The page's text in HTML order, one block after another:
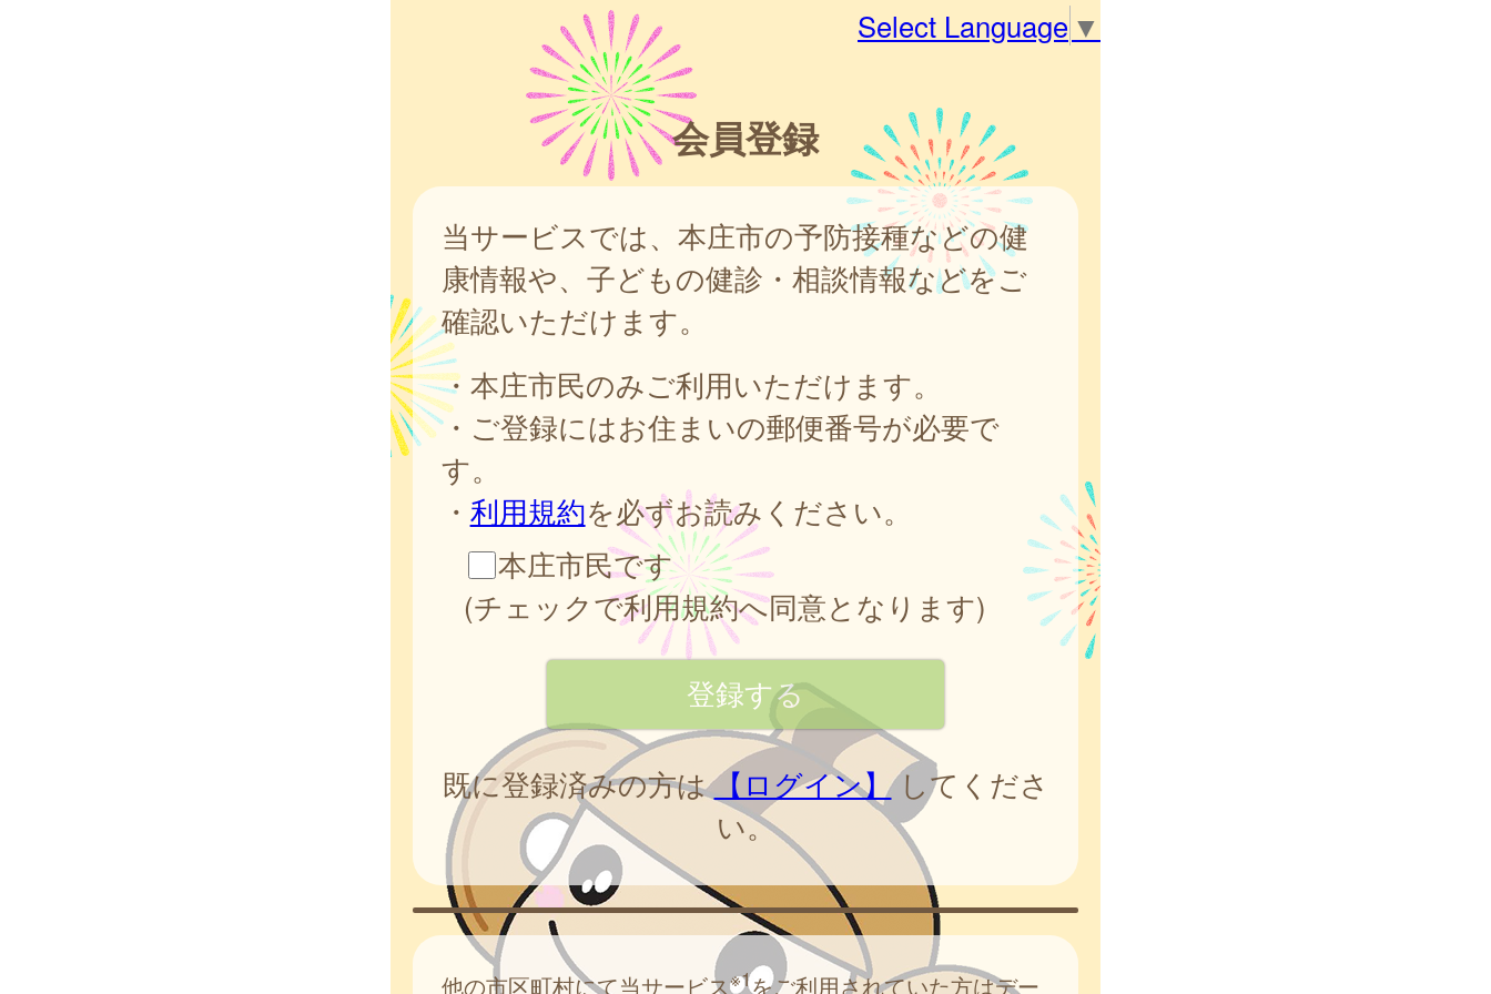
Select Language ▼
会員登録
当サービスでは、本庄市の予防接種などの健
康情報や、子どもの健診・相談情報などをご
確認いただけます。
・本庄市民のみご利用いただけます。
・ご登録にはお住まいの郵便番号が必要で
す。
・ 利用規約を必ずお読みください。
本庄市民です
(チェックで利用規約へ同意となります)
既に登録済みの方は【ログイン】してくださ
い。
他の市区町村にて当サービス※1をご利用されていた方はデー